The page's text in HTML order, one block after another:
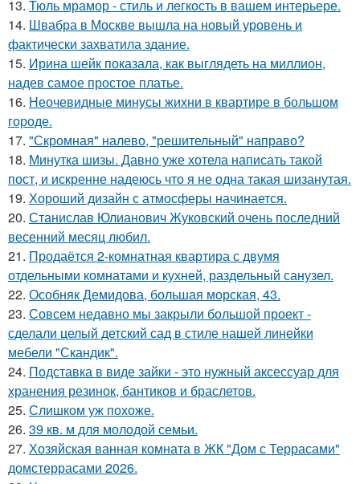
13. Тюль мрамор - стиль и лeгкость в вашем интерьере.
14. Швабра в Москве вышла на новый уровень и
фактически захватила здание.
15. Ирина шейк показала, как выглядеть на миллион,
надев самое простое платье.
16. Неочевидные минусы жихни в квартире в большом
городе.
17. "Скромная" налево, "решительный" направо?
18. Минутка шизы. Давно уже хотела написать такой
пост, и искренне надеюсь что я не одна такая шизанутая.
19. Хороший дизайн с атмосферы начинается.
20. Станислав Юлианович Жуковский очень последний
весенний месяц любил.
21. Продаётся 2-комнатная квартира с двумя
отдельными комнатами и кухней, раздельный санузел.
22. Особняк Демидова, большая морская, 43.
23. Совсем недавно мы закрыли большой проект -
сделали целый детский сад в стиле нашей линейки
мебели "Скандик".
24. Подставка в виде зайки - это нужный аксессуар для
хранения резинок, бантиков и браслетов.
25. Слишком уж похоже.
26. 39 кв. м для молодой семьи.
27. Хозяйская ванная комната в ЖК "Дом с Террасами"
домстеррасами 2026.